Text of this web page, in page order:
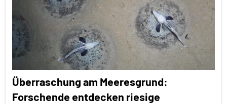
Neozoon
Säugetiere
Sozialverhalten
Wirbeltiere
Themen
Alle
Tiergruppen
Empfohlene
Artikel
Fische
Überraschung am Meeresgrund:
Forschende entdecken riesige